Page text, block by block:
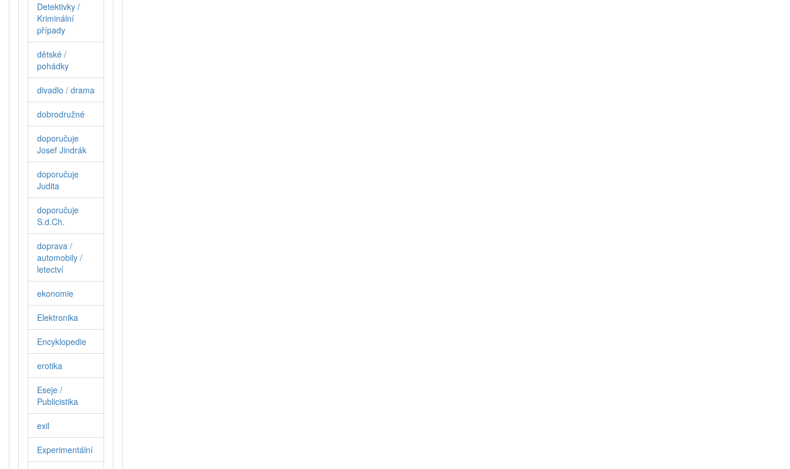
Detektivky /
Kriminální
případy
dětské /
pohádky
divadlo / drama
dobrodružné
doporučuje
Josef Jindrák
doporučuje
Judita
doporučuje
S.d.Ch.
doprava /
automobily /
letectví
ekonomie
Elektronika
Encyklopedie
erotika
Eseje /
Publicistika
exil
Experimentální